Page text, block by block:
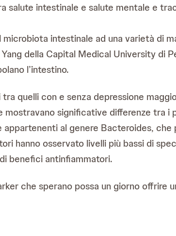
salute intestinale e salute mentale e
intestinale ad una varietà di
della Capital Medical University di
l’intestino.
quelli con e senza depressione
significative differenze tra i
al genere Bacteroides,
hanno osservato livelli più bassi di
benefici antinfiammatori.
che sperano possa un giorno offrire